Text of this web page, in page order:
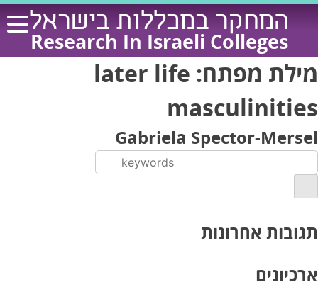
Skip
content
המחקר במכללות בישראל
Research In Israeli Colleges
מילת מפתח: later life
masculinities
Gabriela Spector-Mersel
תגובות אחרונות
ארכיונים